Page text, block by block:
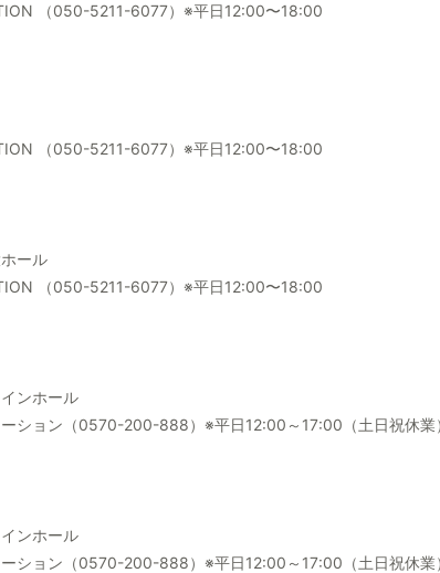
（050-5211-6077）※平日12:00〜18:00
（050-5211-6077）※平日12:00〜18:00
ール
（050-5211-6077）※平日12:00〜18:00
ンホール
ション（0570-200-888）※平日12:00～17:00（土日祝休業
ンホール
ション（0570-200-888）※平日12:00～17:00（土日祝休業